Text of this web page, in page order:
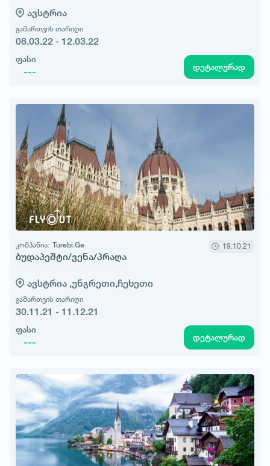
ავსტრია
გამართვის თარიღი
08.03.22 - 12.03.22
ფასი
--- დეტალურად
კომპანია: Turebi.Ge
ბუდაპეშტი/ვენა/პრაღა
19.10.21
ავსტრია ,უნგრეთი,ჩეხეთი
გამართვის თარიღი
30.11.21 - 11.12.21
ფასი
--- დეტალურად